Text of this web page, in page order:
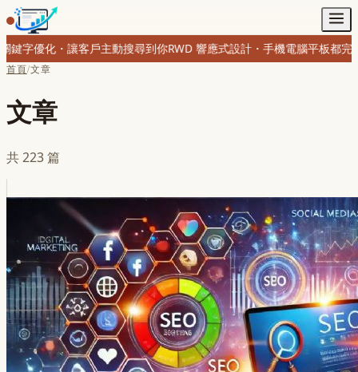
到你RWD 響應式設計・手機電腦平板都完美購物網站・金流串接・線
首頁/文章
文章
共223篇